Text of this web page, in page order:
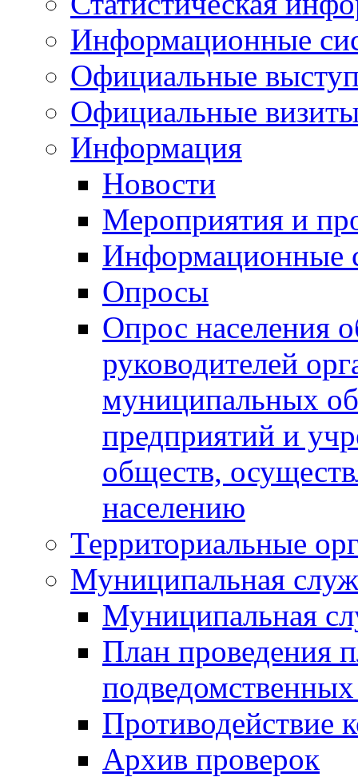
Информационные
Официальные
Официальные
Информация
Новости
Мероприятия и
Информационные
Опросы
Опрос населения
руководителей
муниципальных
предприятий и
обществ,
населению
Территориальные
Муниципальная
Муниципальная
План проведения
Противодействие
Архив проверок